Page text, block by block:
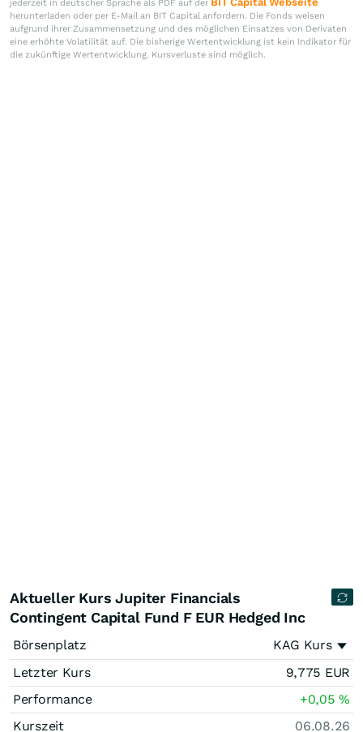
jederzeit in deutscher Sprache als PDF auf der
herunterladen oder per E-Mail an BIT Capital anfordern. Die Fonds weisen
aufgrund ihrer Zusammensetzung und des möglichen Einsatzes von Derivaten
eine erhöhte Volatilität auf. Die bisherige Wertentwicklung ist kein Indikator für
die zukünftige Wertentwicklung. Kursverluste sind möglich.
Aktueller Kurs Jupiter Financials
Contingent Capital Fund F EUR Hedged Inc
Börsenplatz
KAG Kurs
Letzter Kurs
9,775 EUR
Performance
+0,05%
Kurszeit
06.08.26